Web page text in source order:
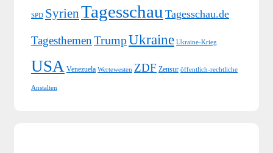
SPD Syrien Tagesschau Tagesschau.de
TagesthemenTrumpUkraine Ukraine-Krieg
USA Venezuela Wertewesten ZDF Zensur öffentlich-rechtliche
Anstalten